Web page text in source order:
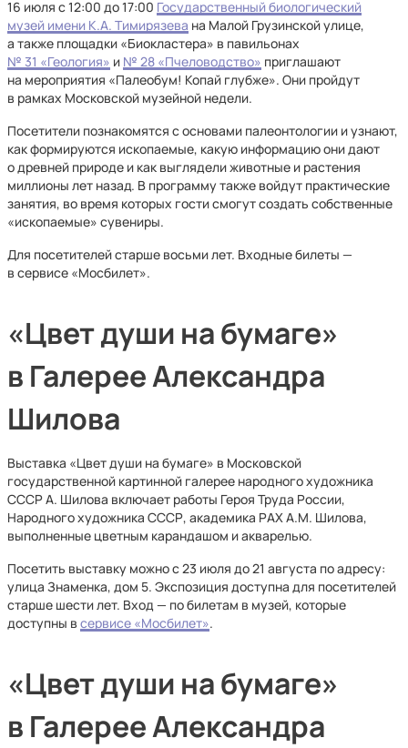
16 июля с 12:00 до 17:00 Государственный биологический
музей имени К.А. Тимирязева на Малой Грузинской улице,
а также площадки «Биокластера» в павильонах
№ 31 «Геология» и № 28 «Пчеловодство» приглашают
на мероприятия «Палеобум! Копай глубже». Они пройдут
в рамках Московской музейной недели.
Посетители познакомятся с основами палеонтологии и узнают,
как формируются ископаемые, какую информацию они дают
о древней природе и как выглядели животные и растения
миллионы лет назад. В программу также войдут практические
занятия, во время которых гости смогут создать собственные
«ископаемые» сувениры.
Для посетителей старше восьми лет. Входные билеты —
в сервисе «Мосбилет».
«Цвет души на бумаге»
в Галерее Александра
Шилова
Выставка «Цвет души на бумаге» в Московской
государственной картинной галерее народного художника
СССР А. Шилова включает работы Героя Труда России,
Народного художника СССР, академика РАХ А.М. Шилова,
выполненные цветным карандашом и акварелью.
Посетить выставку можно с 23 июля до 21 августа по адресу:
улица Знаменка, дом 5. Экспозиция доступна для посетителей
старше шести лет. Вход — по билетам в музей, которые
доступны в сервисе «Мосбилет».
«Цвет души на бумаге»
в Галерее Александра